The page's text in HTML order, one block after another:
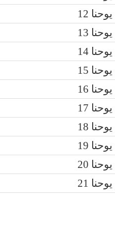
يوحنا 12
يوحنا 13
يوحنا 14
يوحنا 15
يوحنا 16
يوحنا 17
يوحنا 18
يوحنا 19
يوحنا 20
يوحنا 21